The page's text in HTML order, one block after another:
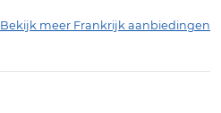
Bekijk meer Frankrijk aanbiedingen